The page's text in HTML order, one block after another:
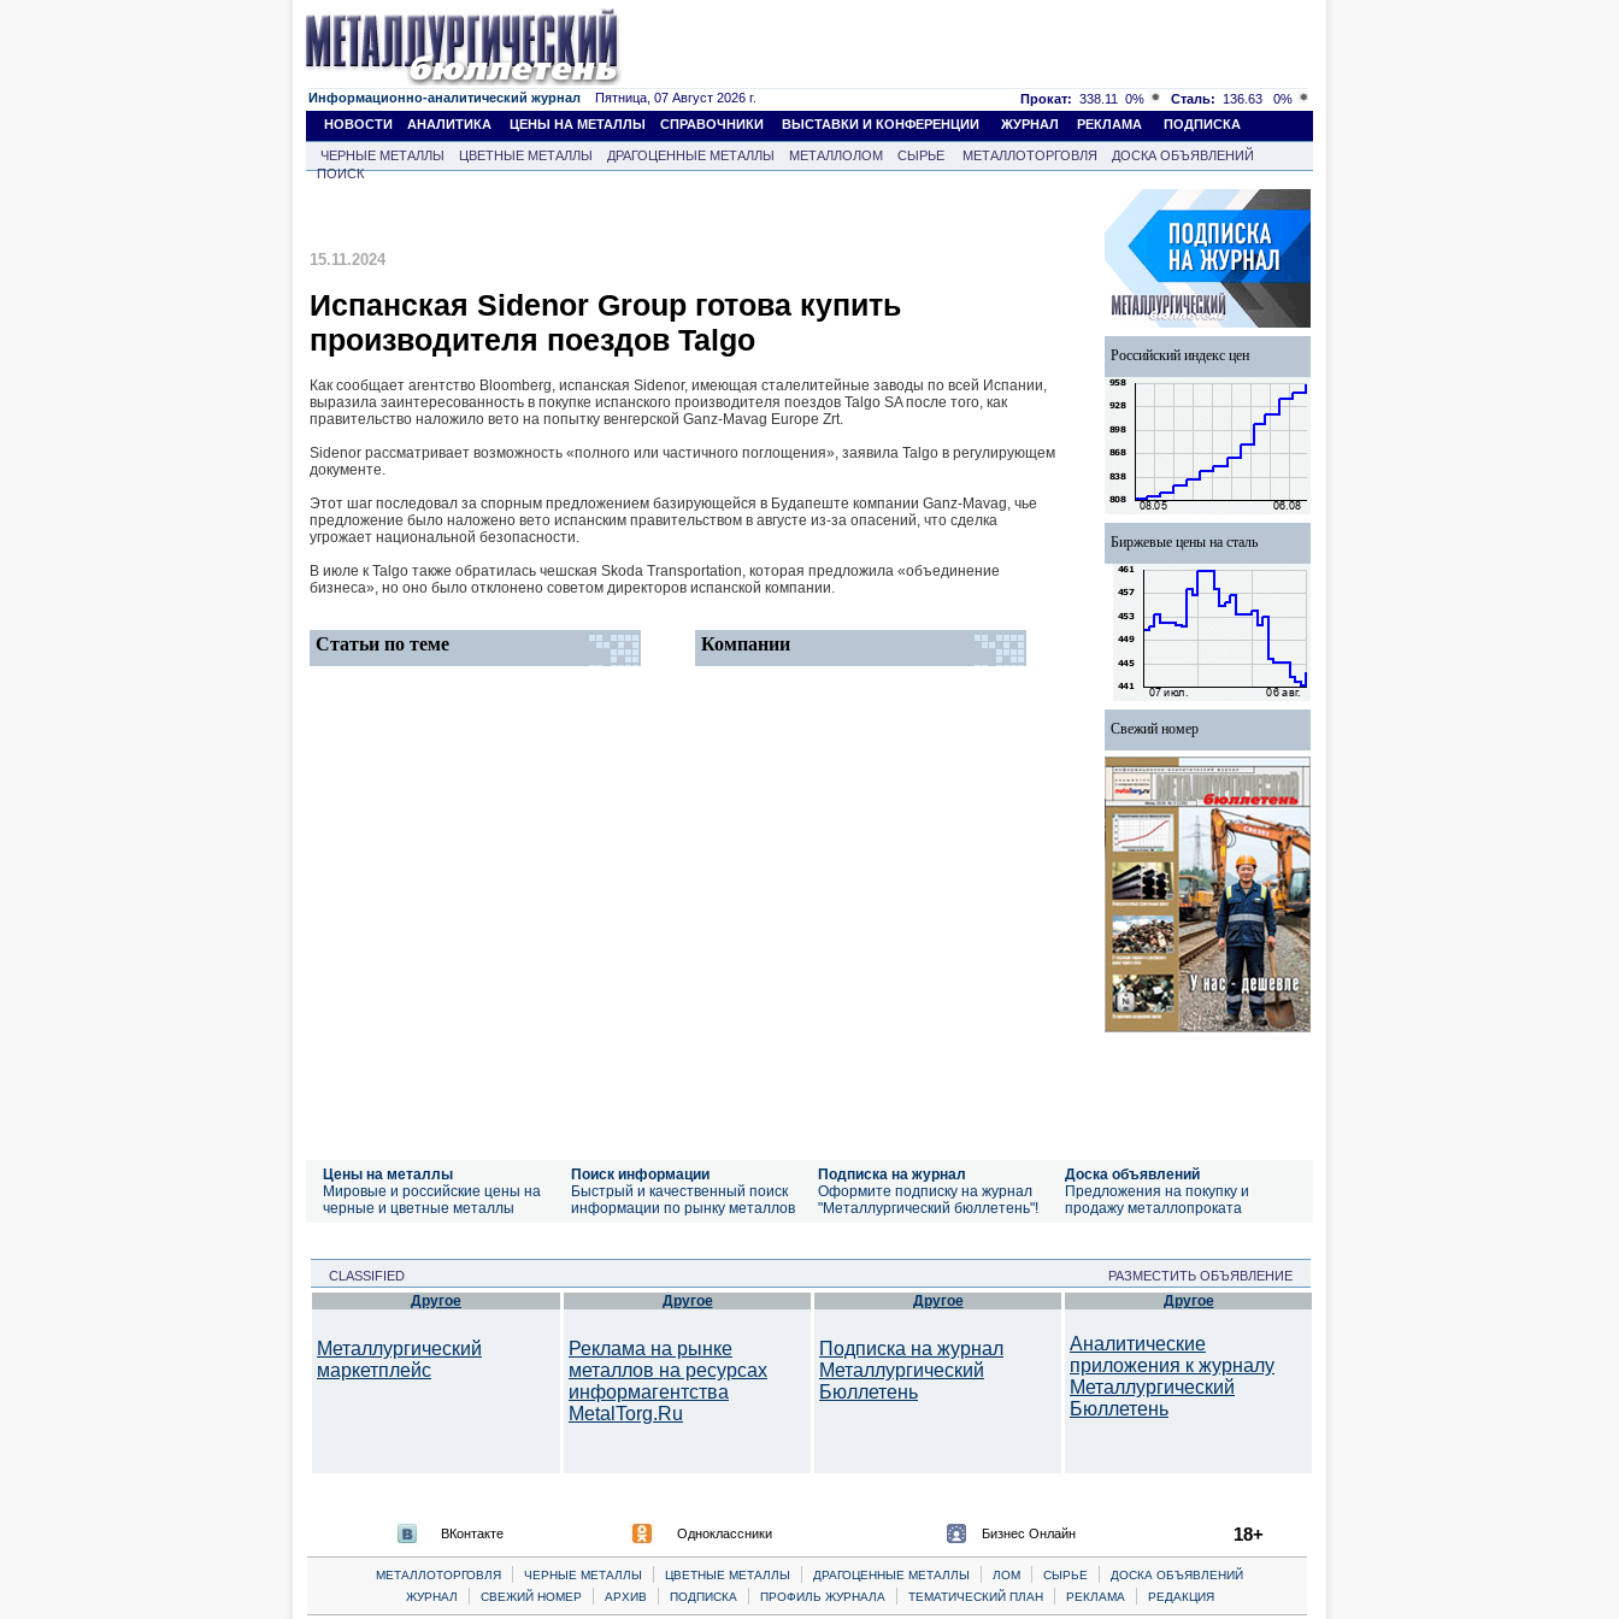
Информационно-аналитический журнал Пятница, 07 Август 2026 г. Прокат: 338.11 0% Сталь: 136.63
0%
НОВОСТИ
АНАЛИТИКА ЦЕНЫ НА МЕТАЛЛЫ СПРАВОЧНИКИ ВЫСТАВКИ И КОНФЕРЕНЦИИ ЖУРНАЛ РЕКЛАМА ПОДПИСКА
ЧЕРНЫЕ МЕТАЛЛЫ ЦВЕТНЫЕ МЕТАЛЛЫ ДРАГОЦЕННЫЕ МЕТАЛЛЫ МЕТАЛЛОЛОМ СЫРЬЕ МЕТАЛЛОТОРГОВЛЯ
ДОСКА ОБЪЯВЛЕНИЙ
ПОИСК
15.11.2024
Испанская Sidenor Group готова купить
производителя поездов Talgo
Как сообщает агентство Bloomberg, испанская Sidenor, имеющая сталелитейные заводы по всей Испании,
выразила заинтересованность в покупке испанского производителя поездов Talgo SA после того, как
правительство наложило вето на попытку венгерской Ganz-Mavag Europe Zrt.
Sidenor рассматривает возможность «полного или частичного поглощения», заявила Talgo в регулирующем
документе.
Этот шаг последовал за спорным предложением базирующейся в Будапеште компании Ganz-Mavag, чье
предложение было наложено вето испанским правительством в августе из-за опасений, что сделка
угрожает национальной безопасности.
В июле к Talgo также обратилась чешская Skoda Transportation, которая предложила «объединение
бизнеса», но оно было отклонено советом директоров испанской компании.
Статьи по теме Компании
Российский индекс цен
Биржевые цены на сталь
Свежий номер
Цены на металлы
Мировые и российские цены на
черные и цветные металлы
Поиск информации
Быстрый и качественный поиск
информации по рынку металлов
Подписка на журнал
Оформите подписку на журнал
"Металлургический бюллетень"!
Доска объявлений
Предложения на покупку и
продажу металлопроката
CLASSIFIED РАЗМЕСТИТЬ ОБЪЯВЛЕНИЕ
Другое
Металлургический
маркетплейс
Другое
Реклама на рынке
металлов на ресурсах
информагентства
MetalTorg.Ru
Другое
Подписка на журнал
Металлургический
Бюллетень
Другое
Аналитические
приложения к журналу
Металлургический
Бюллетень
ВКонтакте Одноклассники Бизнес Онлайн 18+
МЕТАЛЛОТОРГОВЛЯ | ЧЕРНЫЕ МЕТАЛЛЫ | ЦВЕТНЫЕ МЕТАЛЛЫ | ДРАГОЦЕННЫЕ МЕТАЛЛЫ | ЛОМ | CЫРЬЕ |
ДОСКА ОБЪЯВЛЕНИЙ
ЖУРНАЛ
| СВЕЖИЙ НОМЕР | АРХИВ | ПОДПИСКА | ПРОФИЛЬ ЖУРНАЛА | ТЕМАТИЧЕСКИЙ ПЛАН | РЕКЛАМА | РЕДАКЦИЯ